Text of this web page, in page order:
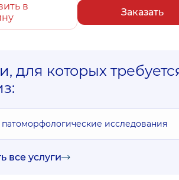
в
Заказать
для которых
исследования
все услуги